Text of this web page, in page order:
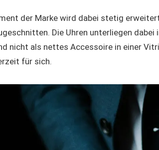
der Marke wird dabei stetig
Die Uhren unterliegen
nicht als nettes Accessoire in einer
für sich.